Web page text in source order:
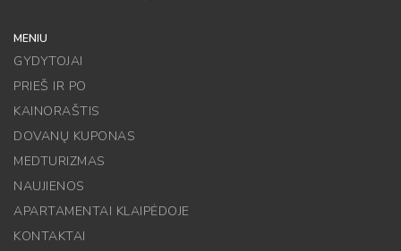
MENIU
GYDYTOJAI
PRIEŠ IR PO
KAINORAŠTIS
DOVANŲ KUPONAS
MEDTURIZMAS
NAUJIENOS
APARTAMENTAI KLAIPĖDOJE
KONTAKTAI